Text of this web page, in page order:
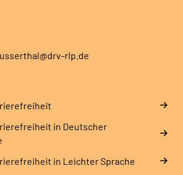
rlp.de
in Deutscher
in Leichter Sprache